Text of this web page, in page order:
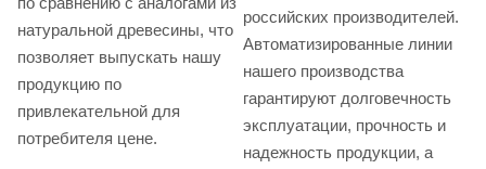
натуральной древесины, что
позволяет выпускать нашу
продукцию по
привлекательной для
потребителя цене.
российских производителей.
Автоматизированные линии
нашего производства
гарантируют долговечность
эксплуатации, прочность и
надежность продукции, а